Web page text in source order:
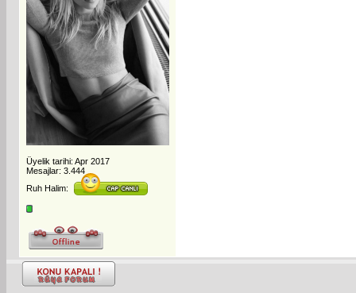
Üyelik tarihi: Apr 2017
Mesajlar: 3.444
Ruh Halim: